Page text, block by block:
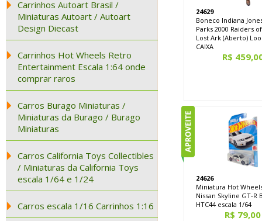
Carrinhos Autoart Brasil /
Miniaturas Autoart / Autoart
Design Diecast
Carrinhos Hot Wheels Retro
Entertainment Escala 1:64 onde
comprar raros
Carros Burago Miniaturas /
Miniaturas da Burago / Burago
Miniaturas
Carros California Toys Collectibles
/ Miniaturas da California Toys
escala 1/64 e 1/24
Carros escala 1/16 Carrinhos 1:16
24629
Boneco Indiana
Parks 2000 Raiders
Lost Ark (Aberto)
CAIXA
R$
24626
Miniatura Hot
Nissan Skyline GT-R
HTC44 escala 1/64
R$ 79,00